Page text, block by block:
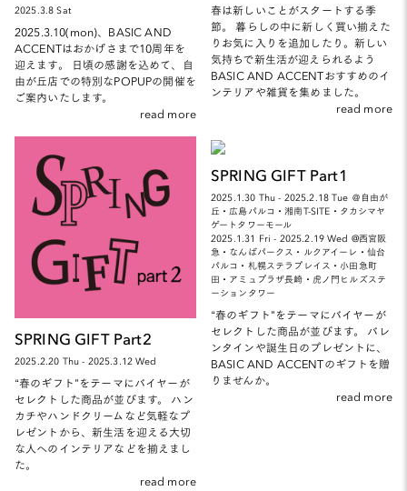
2025.3.8 Sat
2025.3.10(mon)、BASIC AND
ACCENTはおかげさまで10周年を
迎えます。 日頃の感謝を込めて、自
由が丘店での特別なPOPUPの開催を
ご案内いたします。
read more
春は新しいことがスタートする季
節。 暮らしの中に新しく買い揃えた
りお気に入りを追加したり。新しい
気持ちで新生活が迎えられるよう
BASIC AND ACCENTおすすめのイ
ンテリアや雑貨を集めました。
read more
SPRING GIFT Part2
2025.2.20 Thu - 2025.3.12 Wed
“春のギフト”をテーマにバイヤーが
セレクトした商品が並びます。 ハン
カチやハンドクリームなど気軽なプ
レゼントから、新生活を迎える大切
な人へのインテリアなどを揃えまし
た。
read more
SPRING GIFT Part1
2025.1.30 Thu - 2025.2.18 Tue ＠自由が
丘・広島パルコ・湘南T-SITE・タカシマヤ
ゲートタワーモール
2025.1.31 Fri - 2025.2.19 Wed @西宮阪
急・なんばパークス・ルクアイーレ・仙台
パルコ・札幌ステラプレイス・小田急町
田・アミュプラザ長崎・虎ノ門ヒルズステ
ーションタワー
“春のギフト”をテーマにバイヤーが
セレクトした商品が並びます。 バレ
ンタインや誕生日のプレゼントに、
BASIC AND ACCENTのギフトを贈
りませんか。
read more